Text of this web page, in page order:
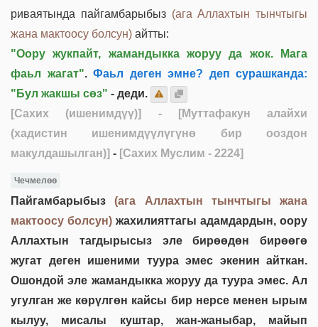
риваятында пайгамбарыбыз (ага Аллахтын тынчтыгы
жана мактоосу болсун) айтты:
"Оору жукпайт, жамандыкка жоруу да жок. Мага
фаьл жагат".Фаьл деген эмне? деп сурашканда:
"Бул жакшы сөз" - деди.
[Сахих (ишенимдүү)]
- [Муттафакун алайхи
(хадистин ишенимдүүлүгүнө бир ооздон
макулдашылган)] - [Сахих Муслим - 2224]
Чечмелөө
Пайгамбарыбыз(ага Аллахтын тынчтыгы жана
мактоосу болсун) жахилияттагы адамдардын, оору
Аллахтын тагдырысыз эле бирөөдөн бирөөгө
жугат деген ишеними туура эмес экенин айткан.
Ошондой эле жамандыкка жоруу да туура эмес. Ал
угулган же көрүлгөн кайсы бир нерсе менен ырым
кылуу, мисалы куштар, жан-жаныбар, майып